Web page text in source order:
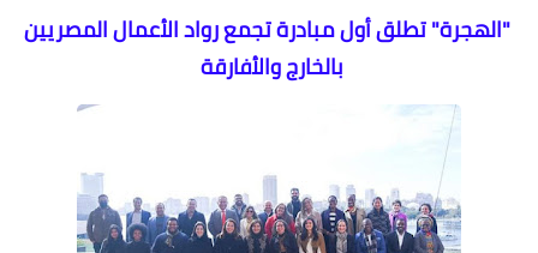
"الهجرة" تطلق أول مبادرة تجمع رواد الأعمال المصريين
بالخارج والأفارقة